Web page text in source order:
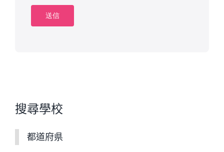
を届け出た場合
搜尋學校
都道府県